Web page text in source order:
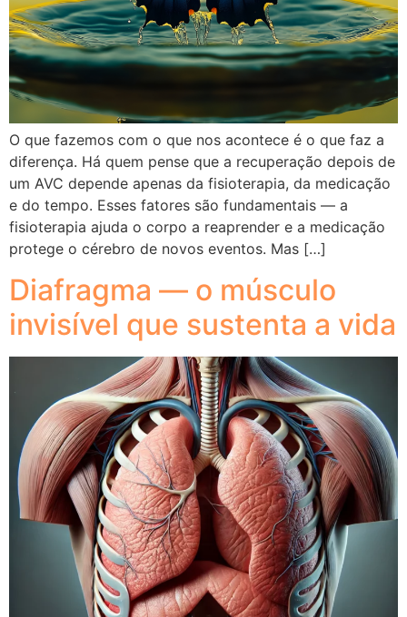
O que fazemos com o que nos acontece é o que faz a
diferença. Há quem pense que a recuperação depois de
um AVC depende apenas da fisioterapia, da medicação
e do tempo. Esses fatores são fundamentais — a
fisioterapia ajuda o corpo a reaprender e a medicação
protege o cérebro de novos eventos. Mas […]
Diafragma — o músculo
invisível que sustenta a vida